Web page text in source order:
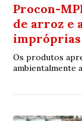
Procon-
de arroz e
impróprias
Os produtos
ambientalmente